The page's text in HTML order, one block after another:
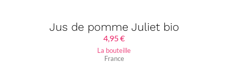
Jus de pomme Juliet bio
4,95€
La bouteille
France